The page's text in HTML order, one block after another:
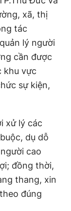
24.3.2020
Niên. Cấm sao
thuận bằng văn
xã, thị
tác
lý người
cần được
khu vực
sự kiện,
xử lý các
dụ dỗ
cao
đồng thời,
thang, xin
đúng